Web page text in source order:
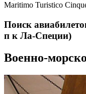
Maritimo Turistico
Поиск
п к Ла-Специи)
Военно-